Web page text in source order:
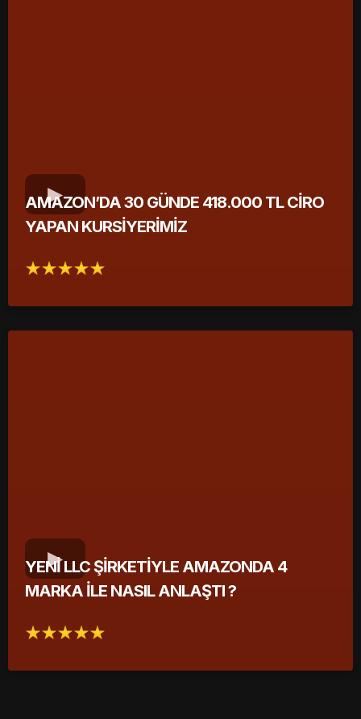
AMAZON’DA 30 GÜNDE 418.000 TL CİRO
YAPAN KURSİYERİMİZ
YENİ LLC ŞİRKETİYLE AMAZONDA 4
MARKA İLE NASIL ANLAŞTI ?